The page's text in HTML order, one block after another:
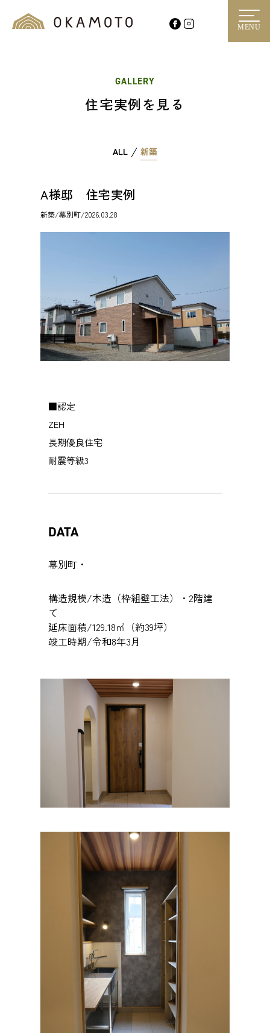
MENU
GALLERY
住宅実例を見る
ALL 新築
A様邸 住宅実例
新築/幕別町/2026.03.28
■認定
ZEH
長期優良住宅
耐震等級3
DATA
幕別町・
構造規模/木造（枠組壁工法）・2階建
て
延床面積/129.18㎡（約39坪）
竣工時期/令和8年3月